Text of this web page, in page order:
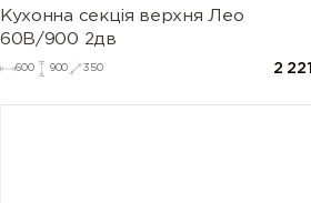
Кухонна секція верхня Лео
60В/900 2дв
600 900 350 2 221